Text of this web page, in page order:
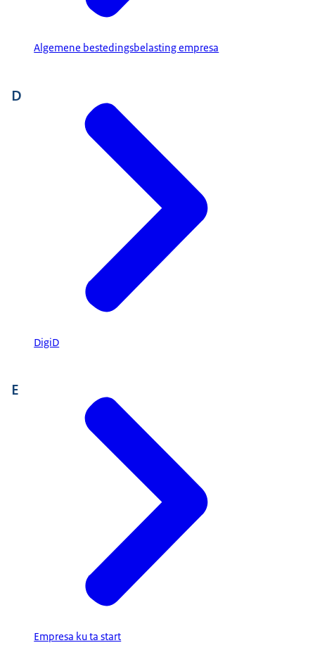
Algemene bestedingsbelasting empresa
D
DigiD
E
Empresa ku ta start